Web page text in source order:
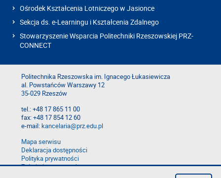
Ośrodek Kształcenia Lotniczego w Jasionce
Sekcja ds. e-Learningu i Kształcenia Zdalnego
Stowarzyszenie Wsparcia Politechniki Rzeszowskiej PRZ-
CONNECT
Politechnika Rzeszowska im. Ignacego Łukasiewicza
al. Powstańców Warszawy 12
35-029 Rzeszów
tel.: +48 17 865 11 00
fax: +48 17 854 12 60
e-mail:kancelaria@prz.edu.pl
Mapa serwisu
Deklaracja dostępności
Polityka prywatności
Zgłoś błąd na stronie